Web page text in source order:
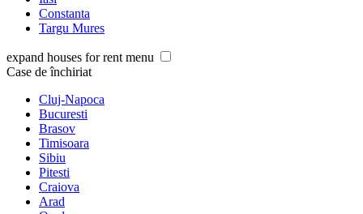
Constanta
Targu Mures
expand houses for rent menu
Case de închiriat
Cluj-Napoca
Bucuresti
Brasov
Timisoara
Sibiu
Pitesti
Craiova
Arad